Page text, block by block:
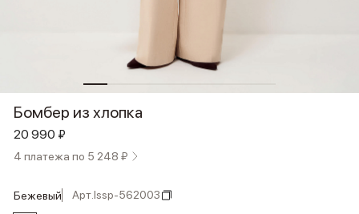
Бомбер из хлопка
20 990 ₽
4 платежа по 5 248 ₽
бежевый Арт.lssp-562003